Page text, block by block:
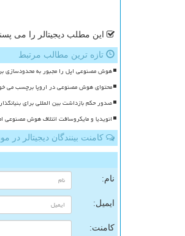
این مطلب دیجیتالر را می
تازه ترین مطالب مرتبط
هوش مصنوعی اپل را مجبور به محدودسازی
محتوای هوش مصنوعی در اروپا برچسب می
صدور حکم بازداشت بین المللی برای
انویدیا و مایکروسافت ائتلاف هوش مصنوعی
کامنت بینندگان دیجیتالر در
نام:
ایمیل:
کامنت: